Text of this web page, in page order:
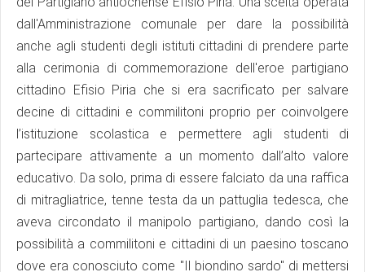
dall'Amministrazione comunale per dare la possibilità
anche agli studenti degli istituti cittadini di prendere parte
alla cerimonia di commemorazione dell'eroe partigiano
cittadino Efisio Piria che si era sacrificato per salvare
decine di cittadini e commilitoni proprio per coinvolgere
l’istituzione scolastica e permettere agli studenti di
partecipare attivamente a un momento dall’alto valore
educativo. Da solo, prima di essere falciato da una raffica
di mitragliatrice, tenne testa da un pattuglia tedesca, che
aveva circondato il manipolo partigiano, dando così la
possibilità a commilitoni e cittadini di un paesino toscano
dove era conosciuto come "Il biondino sardo" di mettersi